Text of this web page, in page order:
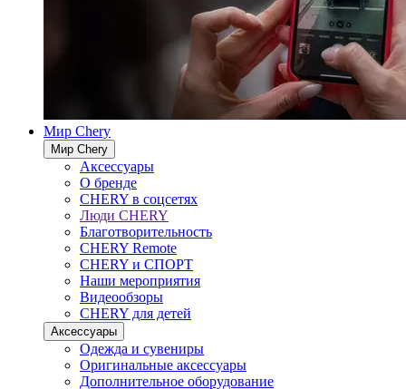
Мир Chery
Мир Chery
Аксессуары
О бренде
CHERY в соцсетях
Люди CHERY
Благотворительность
CHERY Remote
CHERY и СПОРТ
Наши мероприятия
Видеообзоры
CHERY для детей
Аксессуары
Одежда и сувениры
Оригинальные аксессуары
Дополнительное оборудование